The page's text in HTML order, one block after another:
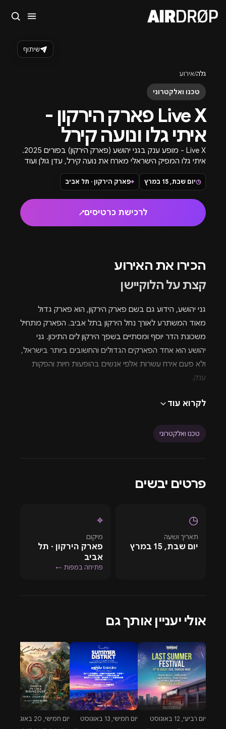
גלה/אירוע
טכנו ואלקטרוני
Live X פארק הירקון -
איתי גלו ונועה קירל
Live X - מופע ענק בגני יהושע (פארק הירקון) בפורים 2025.
איתי גלו המפיק הישראלי מארח את נועה קירל, עדן גולן ועוד
באירוע עצום. כרטיסים באתר.
◷יום שבת, 15 במרץ ⌖פארק הירקון · תל אביב
לרכישת כרטיסים↗
שיתוף
הכירו את האירוע
קצת על הלוקיישן
גני יהושע, הידוע גם בשם פארק הירקון, הוא פארק גדול
מאוד המשתרע לאורך נחל הירקון בתל אביב. הפארק מתחיל
משכונת הדר יוסף ומסתיים בשפך הירקון לים התיכון. גני
יהושע הוא אחד הפארקים הגדולים והחשובים ביותר בישראל,
ולא פעם אירח עשרות אלפי אנשים בהופעות חיות והפקות
ענק.
תאריך:
לקרוא עוד
טכנו ואלקטרוני
פרטים יבשים
◷
תאריך ושעה
יום שבת, 15 במרץ
⌖
מיקום
פארק הירקון · תל
אביב
פתיחה במפות ←
אולי יעניין אותך גם
יום רביעי, 12 באוגוסט יום חמישי, 13 באוגוסט יום חמישי, 20 באוגוסט
סגור